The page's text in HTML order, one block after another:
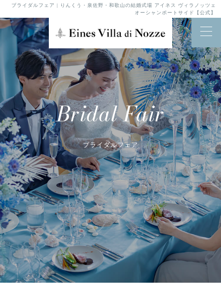
ブライダルフェア | りんくう・泉佐野・和歌山の結婚式場 アイネス ヴィラノッツェ
オーシャンポートサイド【公式】
Bridal Fair
ブライダルフェア